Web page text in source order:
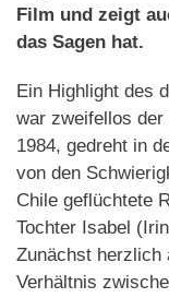
Film und zeigt
das Sagen hat.
Ein Highlight des
war zweifellos der
1984, gedreht in
von den
Chile geflüchtete
Tochter Isabel
Zunächst herzlich
Verhältnis